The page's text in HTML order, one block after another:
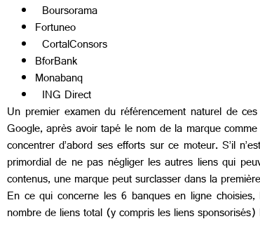
Boursorama
Fortuneo
CortalConsors
BforBank
Monabanq
ING Direct
Un premier examen du référencement naturel de
Google, après avoir tapé le nom de la marque
concentrer d’abord ses efforts sur ce moteur. S’il
primordial de ne pas négliger les autres liens qui
contenus, une marque peut surclasser dans la
En ce qui concerne les 6 banques en ligne
nombre de liens total (y compris les liens